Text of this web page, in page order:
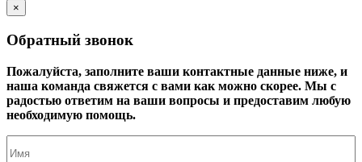
×
Обратный звонок
Пожалуйста, заполните ваши контактные данные ниже, и
наша команда свяжется с вами как можно скорее. Мы с
радостью ответим на ваши вопросы и предоставим любую
необходимую помощь.